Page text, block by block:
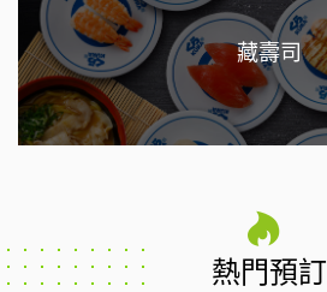
藏壽司
熱門預訂